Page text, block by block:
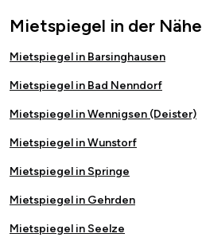
Mietspiegel in der Nähe
Mietspiegel in Barsinghausen
Mietspiegel in Bad Nenndorf
Mietspiegel in Wennigsen (Deister)
Mietspiegel in Wunstorf
Mietspiegel in Springe
Mietspiegel in Gehrden
Mietspiegel in Seelze